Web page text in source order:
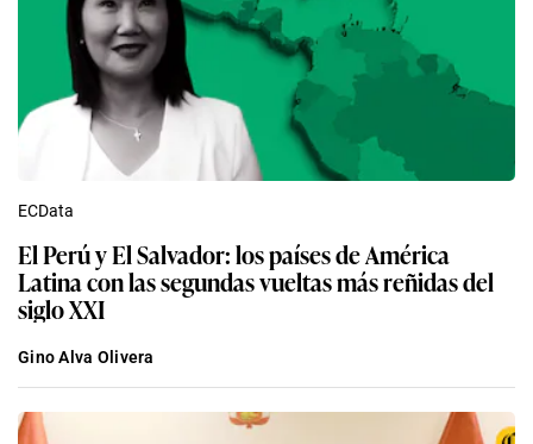
ECData
El Perú y El Salvador: los países de América
Latina con las segundas vueltas más reñidas del
siglo XXI
Gino Alva Olivera